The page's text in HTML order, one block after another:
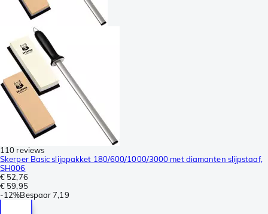
110 reviews
Skerper Basic slijppakket 180/600/1000/3000 met diamanten slijpstaaf,
SH006
€ 52,76
€ 59,95
-12%Bespaar 7,19